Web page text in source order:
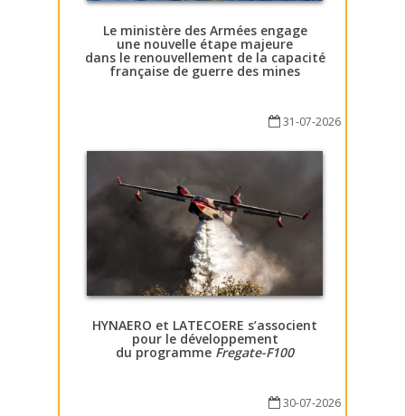
Le ministère des Armées engage
une nouvelle étape majeure
dans le renouvellement de la capacité
française de guerre des mines
31-07-2026
HYNAERO et LATECOERE s’associent
pour le développement
du programme Fregate-F100
30-07-2026